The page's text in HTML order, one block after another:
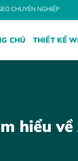
CHỦ THIẾT KẾ
hiểu